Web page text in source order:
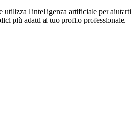
utilizza l'intelligenza artificiale per aiutarti
più adatti al tuo profilo professionale.